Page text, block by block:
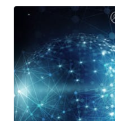
Latest